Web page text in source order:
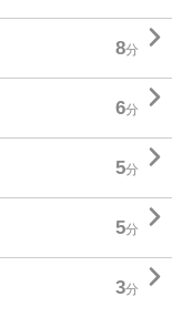
8分 
6分 
5分 
5分 
3分 